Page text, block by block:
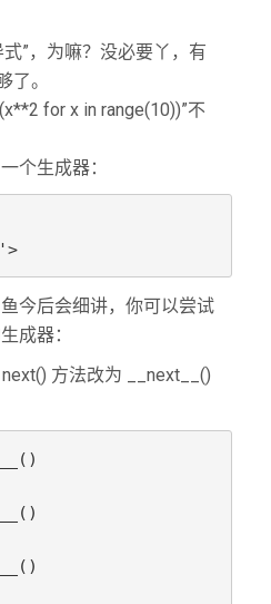
”，为嘛？没必要丫，有
了。
for x in range(10))”不
个生成器：
今后会细讲，你可以尝试
成器：
方法改为 __next__()